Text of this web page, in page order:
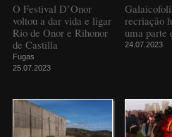
O Festival D’Onor
voltou a dar vida e ligar
Rio de Onor e Rihonor
de Castilla
Fugas
25.07.2023
recriação
uma parte
24.07.2023